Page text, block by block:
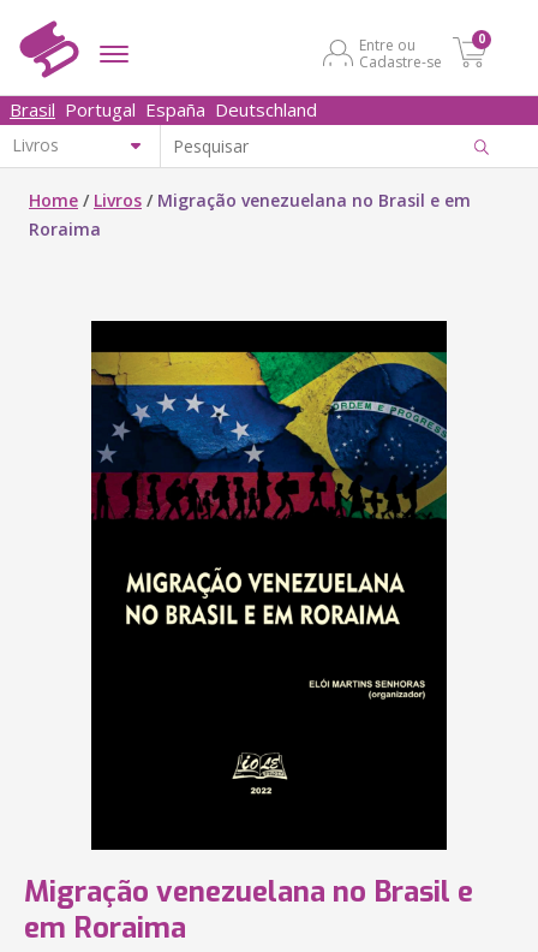
Entre ou
Cadastre-se
0
Brasil Portugal España Deutschland
Home / Livros / Migração venezuelana no Brasil e em
Roraima
Migração venezuelana no Brasil e
em Roraima